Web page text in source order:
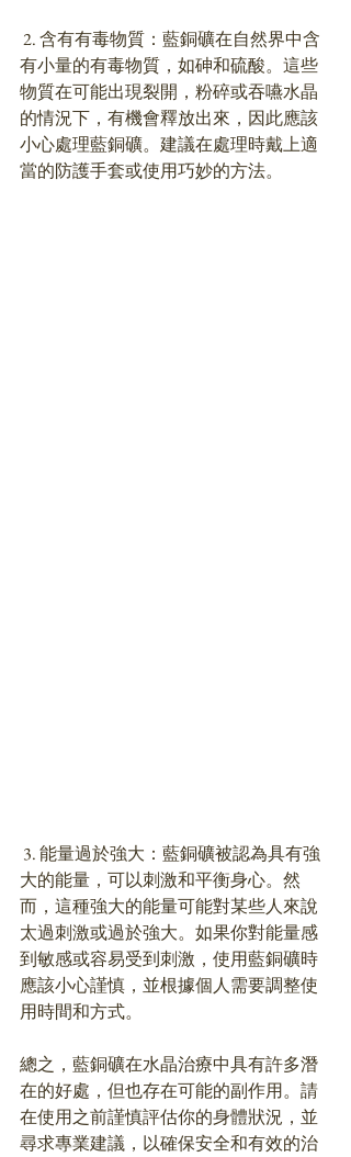
有小量的有毒物質，如砷和硫酸。這些
物質在可能出現裂開，粉碎或吞嚥水晶
的情況下，有機會釋放出來，因此應該
小心處理藍銅礦。建議在處理時戴上適
當的防護手套或使用巧妙的方法。
大的能量，可以刺激和平衡身心。然
而，這種強大的能量可能對某些人來說
太過刺激或過於強大。如果你對能量感
到敏感或容易受到刺激，使用藍銅礦時
應該小心謹慎，並根據個人需要調整使
用時間和方式。
總之，藍銅礦在水晶治療中具有許多潛
在的好處，但也存在可能的副作用。請
在使用之前謹慎評估你的身體狀況，並
尋求專業建議，以確保安全和有效的治